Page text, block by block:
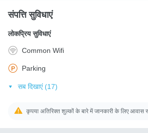
संपत्ति सुविधाएं
लोकप्रिय सुविधाएं
Common Wifi
Parking
सब दिखाएं (17)
कृपया अतिरिक्त शुल्कों के बारे में जानकारी के लिए